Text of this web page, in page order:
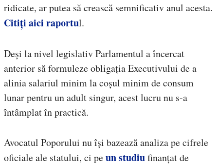
ridicate, ar putea să crească semnificativ anul acesta.
Citiți aici raportul.
Deși la nivel legislativ Parlamentul a încercat
anterior să formuleze obligația Executivului de a
alinia salariul minim la coșul minim de consum
lunar pentru un adult singur, acest lucru nu s-a
întâmplat în practică.
Avocatul Poporului nu își bazează analiza pe cifrele
oficiale ale statului, ci peun studiufinanțat de